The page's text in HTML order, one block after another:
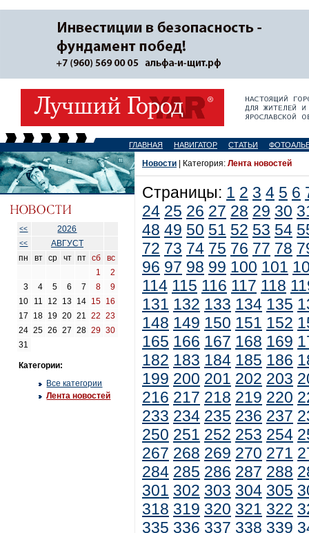
ГЛАВНАЯ НАВИГАТОР СТАТЬИ
<< 2026
<<
АВГУСТ
пн
вт ср чт пт сб
вс
1
2
3
4 5 6 7 8
9
10
11 12 13 14 15 16
17
18 19 20 21 22
23
24 25 26 27 28 29 30
31
Категории:
Все категории
Лента новостей
Новости | Категория: Лента новостей
Страницы: 1 2 3 4 5 6
24 25 26 27 28 29 30
48 49 50 51 52 53 54
72 73 74 75 76 77 78
96 97 98 99 100 101
114 115 116 117 118
131 132 133 134 135
148 149 150 151 152
165 166 167 168 169
182 183 184 185 186
199 200 201 202 203
216 217 218 219 220
233 234 235 236 237
250 251 252 253 254
267 268 269 270 271
284 285 286 287 288
301 302 303 304 305
318 319 320 321 322
335 336 337 338 339